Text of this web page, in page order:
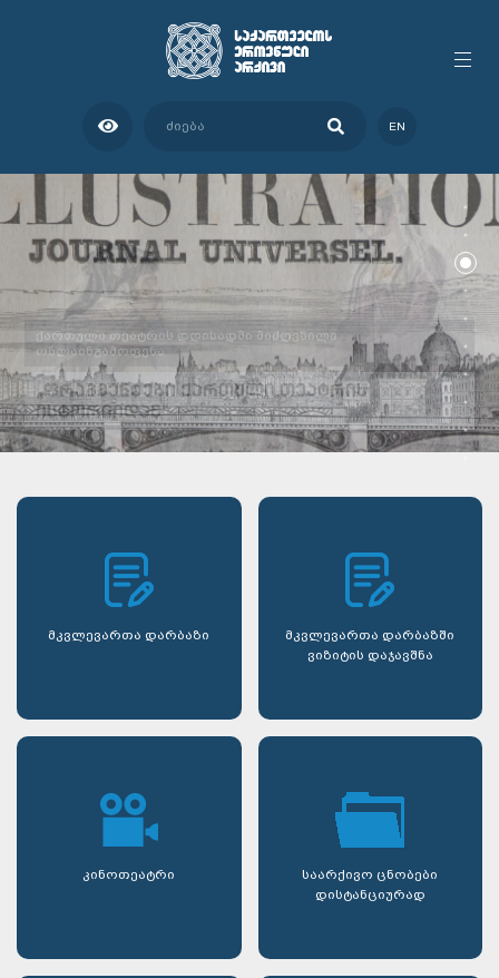
EN
ქართული თეატრის დღისადმი მიძღვნილი
ონლაინგამოფენა
„ᲤᲠᲐᲒᲛᲔᲜᲢᲔᲑᲘ ᲥᲐᲠᲗᲣᲚᲘ ᲗᲔᲐᲢᲠᲘᲡ
ᲘᲡᲢᲝᲠᲘᲘᲓᲐᲜ“
მკვლევართა დარბაზი
მკვლევართა დარბაზში
ვიზიტის დაჯავშნა
კინოთეატრი
საარქივო ცნობები
დისტანციურად